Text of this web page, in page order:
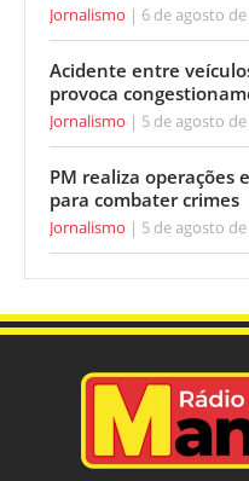
Jornalismo 6 de agosto
Acidente entre
provoca
Jornalismo 5 de agosto
PM realiza operações
para combater crimes
Jornalismo 5 de agosto